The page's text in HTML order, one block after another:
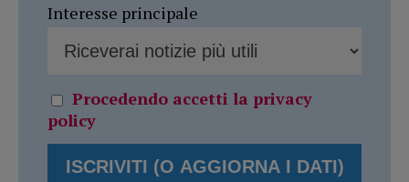
Interesse principale
Procedendo accetti la privacy
policy